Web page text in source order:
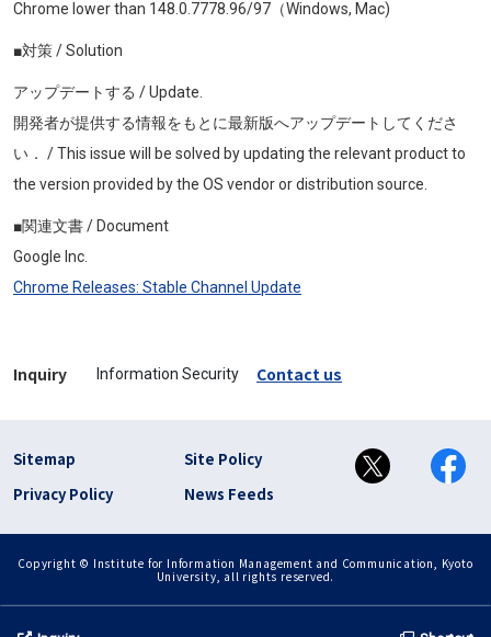
Chrome lower than 148.0.7778.96/97 （Windows, Mac)
■対策 / Solution
アップデートする / Update.
開発者が提供する情報をもとに最新版へアップデートしてくださ
い． / This issue will be solved by updating the relevant product to
the version provided by the OS vendor or distribution source.
■関連文書 / Document
Google Inc.
Chrome Releases: Stable Channel Update
Inquiry Information Security Contact us
フッター リンク(en)
Sitemap
Site Policy
Privacy Policy
News Feeds
Copyright © Institute for Information Management and Communication, Kyoto
University, all rights reserved.